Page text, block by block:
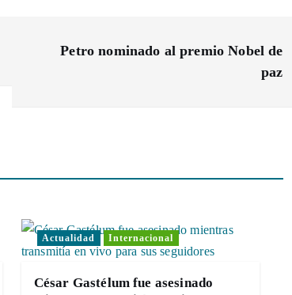
Petro nominado al premio Nobel de
paz
Actualidad Internacional
César Gastélum fue asesinado